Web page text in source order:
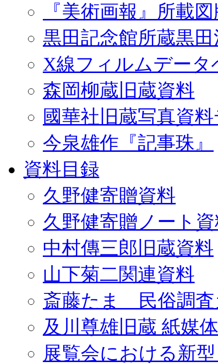
『美術画報』所載
黒田記念館所蔵黒
X線フィルムデータ
森岡柳蔵旧蔵資料
國華社旧蔵写真資
今泉雄作『記事珠』
資料目録
久野健寄贈資料
久野健寄贈ノート
中村傳三郎旧蔵資料
山下菊二関連資料
斎藤たま 民俗調査
及川尊雄旧蔵 紙媒
展覧会における新